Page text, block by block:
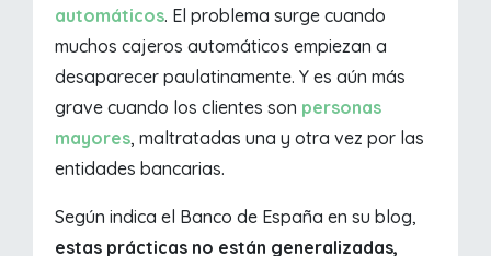
automáticos. El problema surge cuando
muchos cajeros automáticos empiezan a
desaparecer paulatinamente. Y es aún más
grave cuando los clientes son personas
mayores, maltratadas una y otra vez por las
entidades bancarias.
Según indica el Banco de España en su blog,
estas prácticas no están generalizadas,